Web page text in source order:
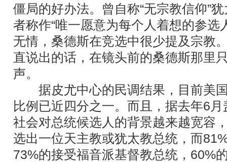
僵局的好办法。曾自称“无宗教信仰”
者称作“唯一愿意为每个人着想的参选
无情，桑德斯在竞选中很少提及宗教
直说出的话，在镜头前的桑德斯那里
声。
据皮尤中心的民调结果，目前美国
比例已近四分之一。而且，据去年6
社会对总统候选人的背景越来越宽容
选出一位天主教或犹太教总统，而
73%的接受福音派基督教总统，60%